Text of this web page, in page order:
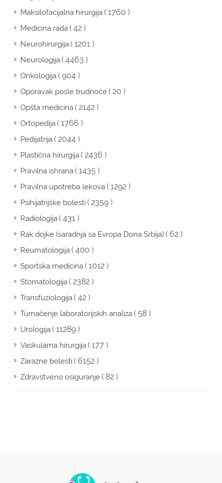
Maksilofacijalna hirurgija( 1760 )
Medicina rada( 42 )
Neurohirurgija( 1201 )
Neurologija( 4463 )
Onkologija( 904 )
Oporavak posle trudnoće( 20 )
Opšta medicina( 2142 )
Ortopedija( 1766 )
Pedijatrija( 2044 )
Plastična hirurgija( 2436 )
Pravilna ishrana( 1435 )
Pravilna upotreba lekova( 1292 )
Psihijatrijske bolesti( 2359 )
Radiologija( 431 )
Rak dojke (saradnja sa Evropa Dona Srbija)( 62 )
Reumatologija( 400 )
Sportska medicina( 1012 )
Stomatologija( 2382 )
Transfuziologija( 42 )
Tumačenje laboratorijskih analiza( 58 )
Urologija( 11289 )
Vaskularna hirurgija( 177 )
Zarazne bolesti( 6152 )
Zdravstveno osiguranje( 82 )